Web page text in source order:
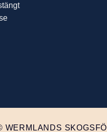
WERMLANDS